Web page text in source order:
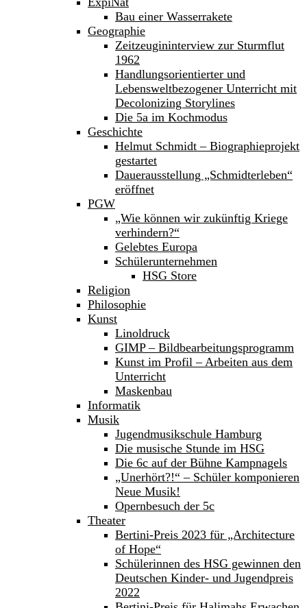
Bau einer Wasserrakete
Geographie
Zeitzeugininterview zur Sturmflut
1962
Handlungsorientierter und
Lebensweltbezogener Unterricht mit
Decolonizing Storylines
Die 5a im Kochmodus
Geschichte
Helmut Schmidt – Biographieprojekt
gestartet
Dauerausstellung „Schmidterleben“
eröffnet
PGW
„Wie können wir zukünftig Kriege
verhindern?“
Gelebtes Europa
Schülerunternehmen
HSG Store
Religion
Philosophie
Kunst
Linoldruck
GIMP – Bildbearbeitungsprogramm
Kunst im Profil – Arbeiten aus dem
Unterricht
Maskenbau
Informatik
Musik
Jugendmusikschule Hamburg
Die musische Stunde im HSG
Die 6c auf der Bühne Kampnagels
„Unerhört?!“ – Schüler komponieren
Neue Musik!
Opernbesuch der 5c
Theater
Bertini-Preis 2023 für „Architecture
of Hope“
Schülerinnen des HSG gewinnen den
Deutschen Kinder- und Jugendpreis
2022